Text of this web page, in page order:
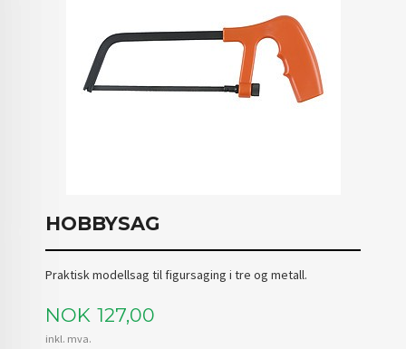
HOBBYSAG
Praktisk modellsag til figursaging i tre og metall.
Pris
NOK 127,00
inkl. mva.